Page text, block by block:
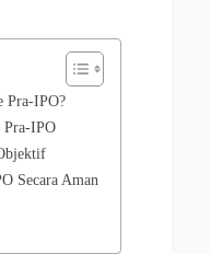
Pra-IPO?
Pra-IPO
Secara Aman